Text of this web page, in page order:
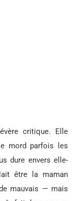
critique. Elle
mord parfois les
dure envers elle-
être la maman
mauvais — mais